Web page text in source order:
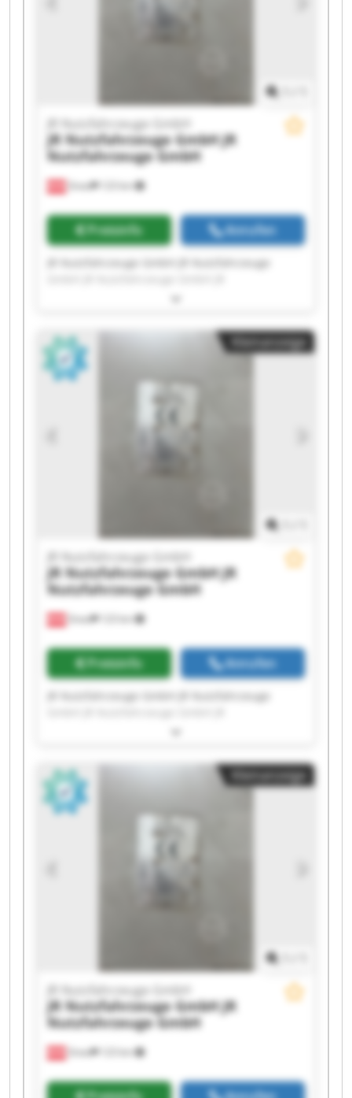
Nutzfahrzeuge GmbH JR Nutzfahrzeuge GmbH
Gnas 123 km
JR Nutzfahrzeuge GmbH
JR Nutzfahrzeuge GmbHJR
Nutzfahrzeuge GmbH
Preisinfo Anrufen
JR Nutzfahrzeuge GmbH JR Nutzfahrzeuge
Nutzfahrzeuge GmbH JR Nutzfahrzeuge GmbH
GmbH JR Nutzfahrzeuge GmbH JR
Nutzfahrzeuge GmbH JR Nutzfahrzeuge GmbH
JR Nutzfahrzeuge GmbH JR Nutzfahrzeuge
GmbH JR Nutzfahrzeuge GmbH JR
Nutzfahrzeuge GmbH JR Nutzfahrzeuge GmbH
JR Nutzfahrzeuge GmbH JR Nutzfahrzeuge
GmbH JR Nutzfahrzeuge GmbH JR
Nutzfahrzeuge GmbH JR Nutzfahrzeuge GmbH
Kleinanzeige
Gnas 123 km
JR Nutzfahrzeuge GmbH
JR Nutzfahrzeuge GmbHJR
Nutzfahrzeuge GmbH
Preisinfo Anrufen
JR Nutzfahrzeuge GmbH JR Nutzfahrzeuge
Nutzfahrzeuge GmbH JR Nutzfahrzeuge GmbH
GmbH JR Nutzfahrzeuge GmbH JR
Nutzfahrzeuge GmbH JR Nutzfahrzeuge GmbH
JR Nutzfahrzeuge GmbH JR Nutzfahrzeuge
GmbH JR Nutzfahrzeuge GmbH JR
Nutzfahrzeuge GmbH JR Nutzfahrzeuge GmbH
JR Nutzfahrzeuge GmbH JR Nutzfahrzeuge
GmbH JR Nutzfahrzeuge GmbH JR
Nutzfahrzeuge GmbH JR Nutzfahrzeuge GmbH
Kleinanzeige
Gnas 123 km
JR Nutzfahrzeuge GmbH
JR Nutzfahrzeuge GmbHJR
Nutzfahrzeuge GmbH